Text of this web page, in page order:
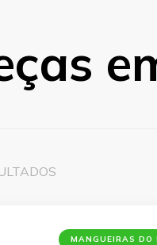
MANGUEIRAS DO